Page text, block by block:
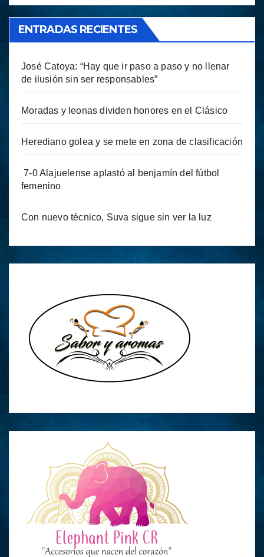
ENTRADAS RECIENTES
José Catoya: “Hay que ir paso a paso y no llenar
de ilusión sin ser responsables”
Moradas y leonas dividen honores en el Clásico
Herediano golea y se mete en zona de clasificación
7-0 Alajuelense aplastó al benjamín del fútbol
femenino
Con nuevo técnico, Suva sigue sin ver la luz